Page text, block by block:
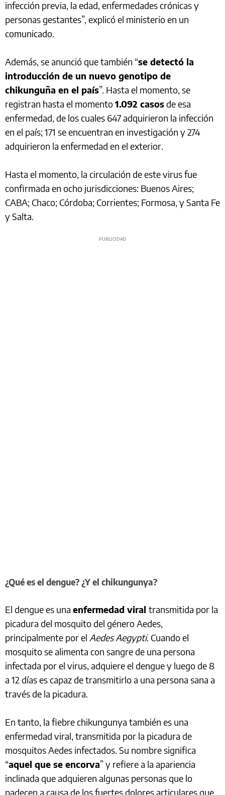
infección previa, la edad, enfermedades crónicas y
personas gestantes”, explicó el ministerio en un
comunicado.
Además, se anunció que también “se detectó la
introducción de un nuevo genotipo de
chikunguña en el país”. Hasta el momento, se
registran hasta el momento1.092 casosde esa
enfermedad, de los cuales 647 adquirieron la infección
en el país; 171 se encuentran en investigación y 274
adquirieron la enfermedad en el exterior.
Hasta el momento, la circulación de este virus fue
confirmada en ocho jurisdicciones: Buenos Aires;
CABA; Chaco; Córdoba; Corrientes; Formosa, y Santa Fe
y Salta.
¿Qué es el dengue? ¿Y el chikungunya?
El dengue es una enfermedad viral transmitida por la
picadura del mosquito del género Aedes,
principalmente por el Aedes Aegypti. Cuando el
mosquito se alimenta con sangre de una persona
infectada por el virus, adquiere el dengue y luego de 8
a 12 días es capaz de transmitirlo a una persona sana a
través de la picadura.
En tanto, la fiebre chikungunya también es una
enfermedad viral, transmitida por la picadura de
mosquitos Aedes infectados. Su nombre significa
“aquel que se encorva” y refiere a la apariencia
inclinada que adquieren algunas personas que lo
padecen a causa de los fuertes dolores articulares que